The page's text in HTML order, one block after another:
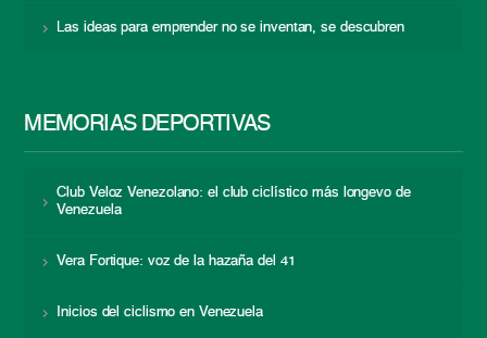
Las ideas para emprender no se inventan, se descubren
MEMORIAS DEPORTIVAS
Club Veloz Venezolano: el club ciclístico más longevo de
Venezuela
Vera Fortique: voz de la hazaña del 41
Inicios del ciclismo en Venezuela